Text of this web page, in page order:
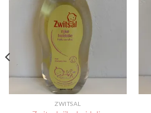
verlanglijst
ZWITSAL